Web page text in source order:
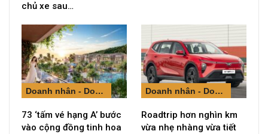
chủ xe sau…
Doanh nhân - Doanh nghiệp
73 ‘tấm vé hạng A’ bước
vào cộng đồng tinh hoa
Doanh nhân - Doanh nghiệp
Roadtrip hơn nghìn km
vừa nhẹ nhàng vừa tiết